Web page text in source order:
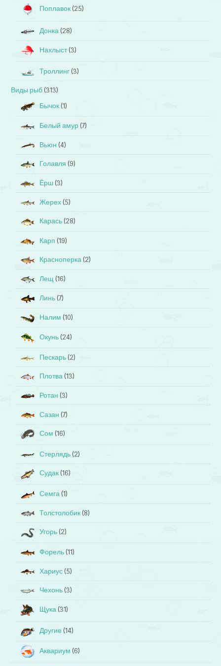
Поплавок (25)
Донка (28)
Нахлыст(3)
Троллинг (3)
Виды рыб (313)
Бычок (1)
Белый амур (7)
Вьюн (4)
Голавля (9)
Ёрш (3)
Жерех (5)
Карась (28)
Карп (19)
Красноперка (2)
Лещ (16)
Линь (7)
Налим (10)
Окунь (24)
Пескарь (2)
Плотва (13)
Ротан (3)
Сазан (7)
Сом (16)
Стерлядь (2)
Судак (16)
Семга (1)
Толстолобик (8)
Угорь (2)
Форель (11)
Хариус (5)
Чехонь (3)
Щука (31)
Другие (14)
Аквариум (6)